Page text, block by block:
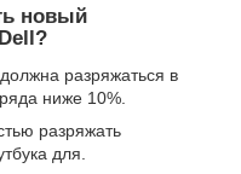
новый
разряжаться в
ниже 10%.
разряжать
для.